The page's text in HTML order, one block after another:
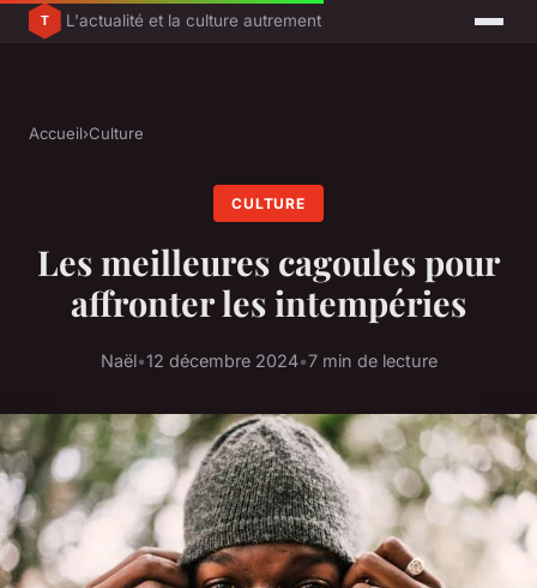
L'actualité et la culture autrement
Accueil›Culture
CULTURE
Les meilleures cagoules pour
affronter les intempéries
Naël•12 décembre 2024•7 min de lecture